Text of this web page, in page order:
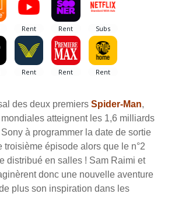
des deux premiers Spider-Man,
atteignent les 1,6 milliards
à programmer la date de sortie
troisième épisode alors que le n°2
distribué en salles ! Sam Raimi et
donc une nouvelle aventure
plus son inspiration dans les